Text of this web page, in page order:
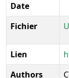
Date
Fichier
Lien
Authors